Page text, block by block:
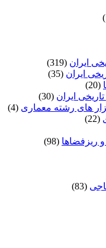
ایران (319)
ایران (35)
(20)
ایران (30)
های رشته معماری (4)
(22)
و ریزفضاها (98)
(83)